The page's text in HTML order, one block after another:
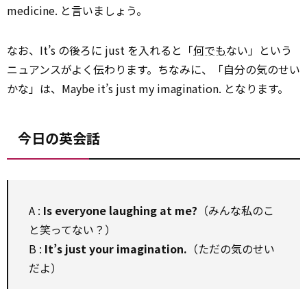
medicine. と言いましょう。
なお、It’s の後ろに just を入れると「何でもない」という
ニュアンスがよく伝わります。ちなみに、「自分の気のせい
かな」は、Maybe it’s just my imagination. となります。
今日の英会話
A : Is everyone laughing at me? （みんな私のこ
と笑ってない？）
B : It’s just your imagination. （ただの気のせい
だよ）